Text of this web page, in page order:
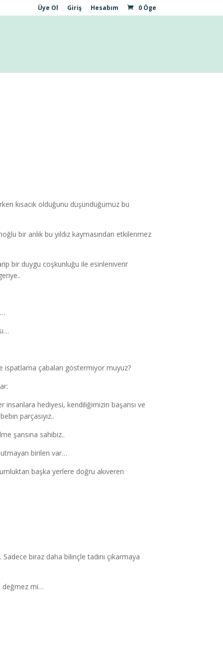
Üye Ol Giriş Hesabım 0 Öge
kısacık olduğunu düşündüğümüz bu
bir anlık bu yıldız kaymasından etkilenmez
bir duygu coşkunluğu ile esinleniverir
ispatlama çabaları göstermiyor muyuz?
insanlara hediyesi, kendiliğimizin başarısı ve
parçasıyız..
şansına sahibiz..
birileri var…
başka yerlere doğru akıveren
biraz daha bilinçle tadını çıkarmaya
değmez mi…